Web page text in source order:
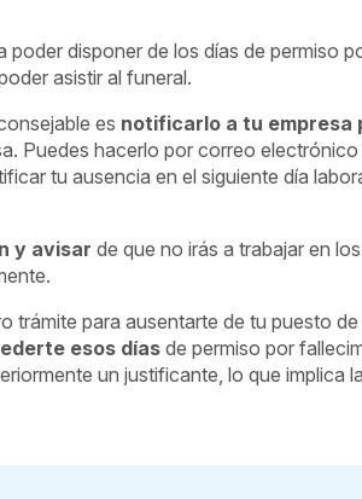
poder disponer de los días de permiso
asistir al funeral.
es notificarlo a tu empresa
Puedes hacerlo por correo
tu ausencia en el siguiente día
y avisar de que no irás a trabajar en
trámite para ausentarte de tu puesto
esos días de permiso por
un justificante, lo que implica